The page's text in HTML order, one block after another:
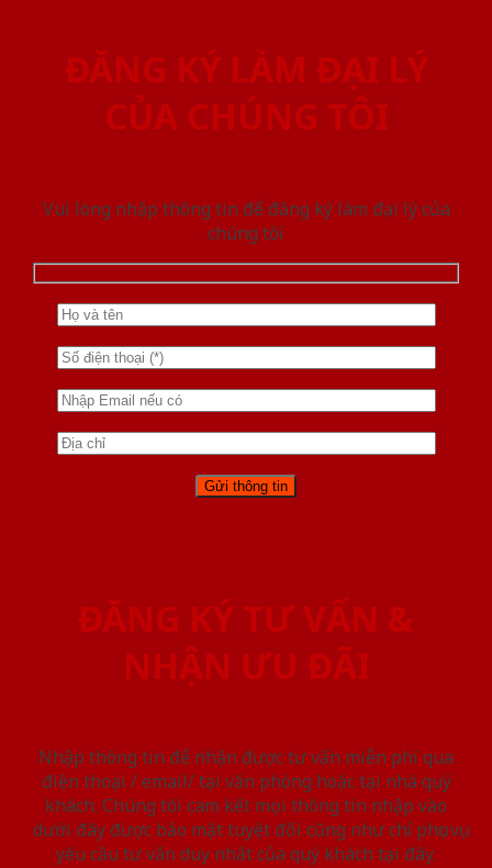
ĐĂNG KÝ LÀM ĐẠI LÝ
CỦA CHÚNG TÔI
Vui lòng nhập thông tin để đăng ký làm đại lý của
chúng tôi
ĐĂNG KÝ TƯ VẤN &
NHẬN ƯU ĐÃI
Nhập thông tin để nhận được tư vấn miễn phí qua
điện thoại / email/ tại văn phòng hoặc tại nhà quý
khách. Chúng tôi cam kết mọi thông tin nhập vào
dưới đây được bảo mật tuyệt đối cũng như chỉ phục vụ
yêu cầu tư vấn duy nhất của quý khách tại đây.